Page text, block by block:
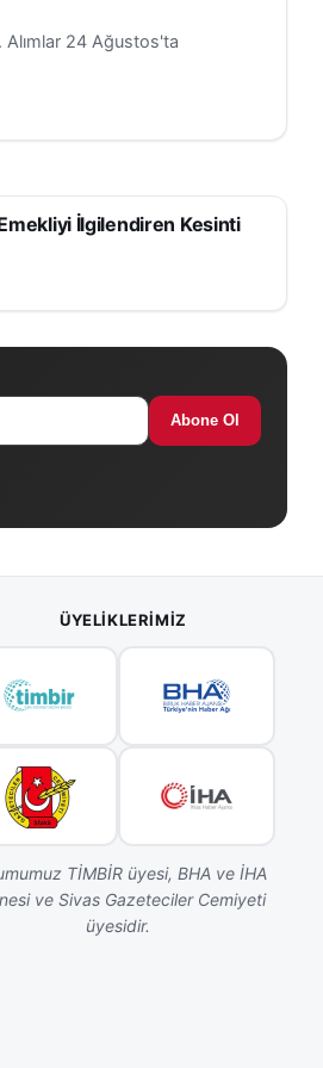
Alımlar 24 Ağustos'ta
İlgilendiren Kesinti
Abone Ol
ÜYELIKLERIMIZ
TİMBİR üyesi, BHA ve İHA
ve Sivas Gazeteciler Cemiyeti
üyesidir.